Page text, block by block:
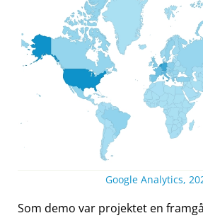
Google Analytics,
Som demo var projektet en